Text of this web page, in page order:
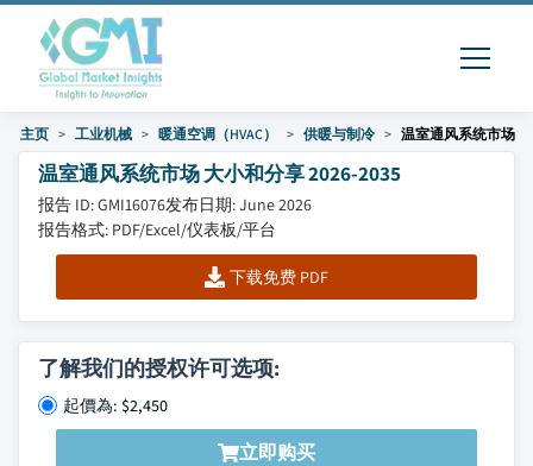
主页 工业机械 暖通空调（HVAC） 供暖与制冷 温室通风系统市场
温室通风系统市场 大小和分享 2026-2035
报告 ID: GMI16076发布日期: June 2026
报告格式: PDF/Excel/仪表板/平台
下载免费 PDF
了解我们的授权许可选项:
起價為: $2,450
立即购买